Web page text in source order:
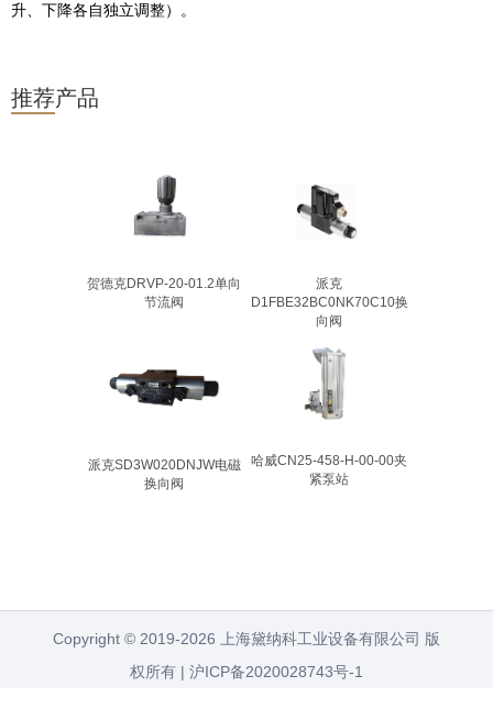
升、下降各自独立调整）。
推荐产品
贺德克DRVP-20-01.2单向
节流阀
派克
D1FBE32BC0NK70C10换
向阀
派克SD3W020DNJW电磁
换向阀
哈威CN25-458-H-00-00夹
紧泵站
Copyright © 2019-2026 上海黛纳科工业设备有限公司 版
权所有 | 沪ICP备2020028743号-1